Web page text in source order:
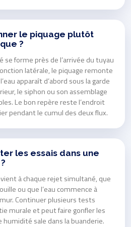
le piquage plutôt
?
se forme près de l’arrivée du tuyau
latérale, le piquage remonte
apparaît d’abord sous la garde
le siphon ou son assemblage
Le bon repère reste l’endroit
pendant le cumul des deux flux.
les essais dans une
à chaque rejet simultané, que
ou que l’eau commence à
Continuer plusieurs tests
murale et peut faire gonfler les
sale dans la buanderie.